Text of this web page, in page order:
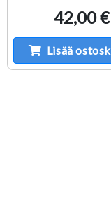
42,00 €
Lisää